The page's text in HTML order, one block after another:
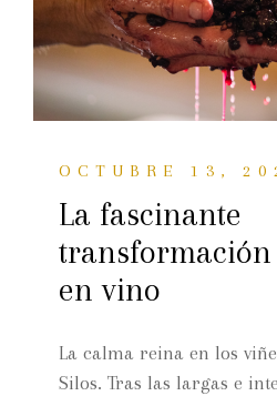
OCTUBRE 13,
La fascinante
transformación
en vino
La calma reina en los
Silos. Tras las largas e